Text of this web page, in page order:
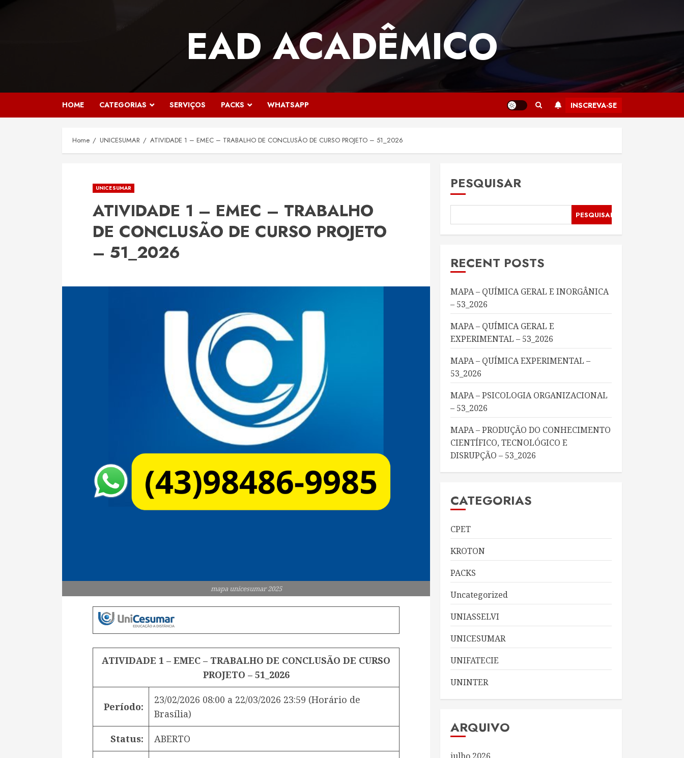
EAD ACADÊMICO
HOME CATEGORIAS SERVIÇOS PACKS WHATSAPP INSCREVA-SE
Home UNICESUMAR ATIVIDADE 1 – EMEC – TRABALHO DE CONCLUSÃO DE CURSO PROJETO – 51_2026
UNICESUMAR
ATIVIDADE 1 – EMEC – TRABALHO
DE CONCLUSÃO DE CURSO PROJETO
– 51_2026
mapa unicesumar 2025
ATIVIDADE 1 – EMEC – TRABALHO DE CONCLUSÃO DE CURSO
PROJETO – 51_2026
Período:
23/02/2026 08:00 a 22/03/2026 23:59 (Horário de
Brasília)
Status: ABERTO
PESQUISAR
PESQUISAR
RECENT POSTS
MAPA – QUÍMICA GERAL E INORGÂNICA
– 53_2026
MAPA – QUÍMICA GERAL E
EXPERIMENTAL – 53_2026
MAPA – QUÍMICA EXPERIMENTAL –
53_2026
MAPA – PSICOLOGIA ORGANIZACIONAL
– 53_2026
MAPA – PRODUÇÃO DO CONHECIMENTO
CIENTÍFICO, TECNOLÓGICO E
DISRUPÇÃO – 53_2026
CATEGORIAS
CPET
KROTON
PACKS
Uncategorized
UNIASSELVI
UNICESUMAR
UNIFATECIE
UNINTER
ARQUIVO